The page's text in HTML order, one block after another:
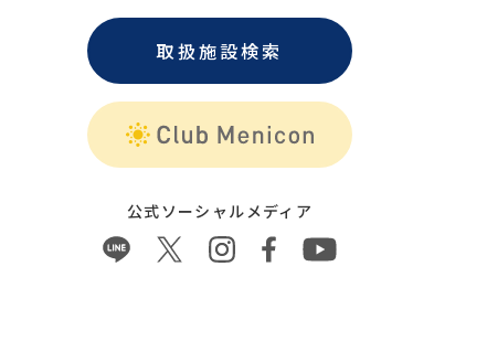
取扱施設検索
公式ソーシャルメディア